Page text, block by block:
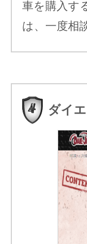
車を購入す
は、一度相
ダイ